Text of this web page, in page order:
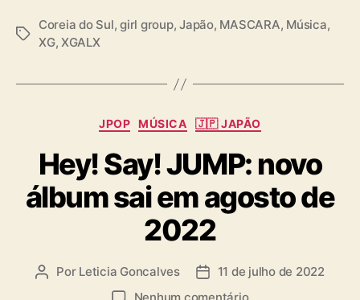
T
s
Coreia do Sul,girl group,Japão, MASCARA, Música,
XG, XGALX
C
t
e
g
o
r
s
JPOP MÚSICA 🇯🇵 JAPÃO
Hey! Say! JUMP: novo
álbum sai em agosto de
2022
A Por Leticia Goncalves
D 11 de julho de 2022
e